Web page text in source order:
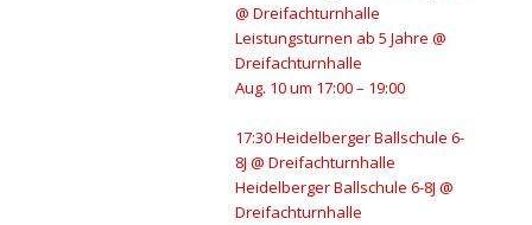
@ Dreifachturnhalle
Leistungsturnen ab 5 Jahre @
Dreifachturnhalle
Aug. 10 um 17:00 – 19:00
17:30Heidelberger Ballschule 6-
8J@ Dreifachturnhalle
Heidelberger Ballschule 6-8J @
Dreifachturnhalle